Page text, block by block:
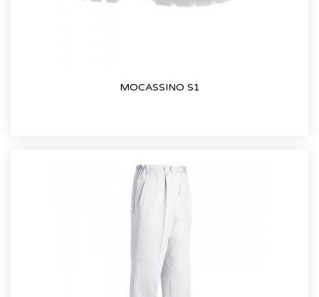
MOCASSINO S1